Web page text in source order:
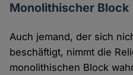
Monolithischer Block
Auch jemand, der sich
beschäftigt, nimmt die
monolithischen Block